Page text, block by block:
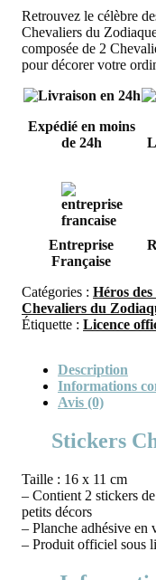
Retrouvez le célèbre
Chevaliers du
composée de 2
pour décorer votre
Expédié en moins
de 24h
Entreprise
Française
Catégories : Héros des
Chevaliers du
Étiquette : Licence
Description
Informations
Avis (0)
Stickers
Taille : 16 x 11 cm
– Contient 2 stickers
petits décors
– Planche adhésive en
– Produit officiel sous